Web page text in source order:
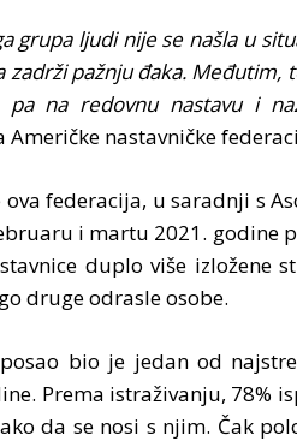
grupa ljudi nije se našla u
zadrži pažnju đaka.
pa na redovnu nastavu i
Američke nastavničke
federacija, u saradnji s
i martu 2021. godine
duplo više izložene
druge odrasle osobe.
posao bio je jedan od
Prema istraživanju, 78%
da se nosi s njim. Čak